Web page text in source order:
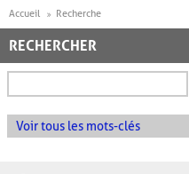
Accueil Recherche
RECHERCHER
Voir tous les mots-clés